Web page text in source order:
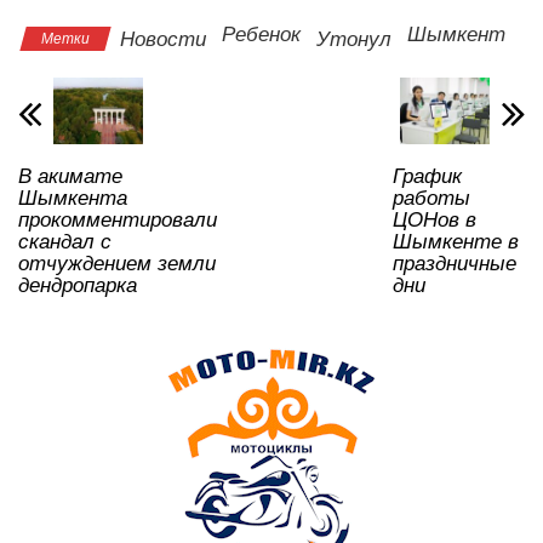
s
A
p
p
e
b
o
o
k
er
o
gr u
а
в
и
ть
Метки Новости Ребенок Утонул Шымкент
В акимате
Шымкента
прокомментировали
скандал с
отчуждением земли
дендропарка
График
работы
ЦОНов в
Шымкенте в
праздничные
дни